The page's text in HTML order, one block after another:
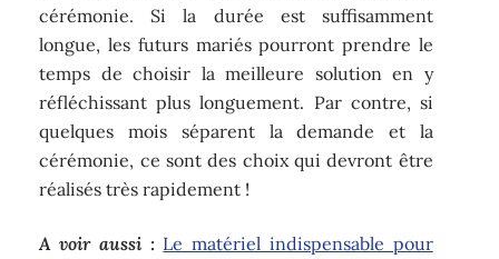
cérémonie. Si la durée est suffisamment
longue, les futurs mariés pourront prendre le
temps de choisir la meilleure solution en y
réfléchissant plus longuement. Par contre, si
quelques mois séparent la demande et la
cérémonie, ce sont des choix qui devront être
réalisés très rapidement !
A voir aussi : Le matériel indispensable pour